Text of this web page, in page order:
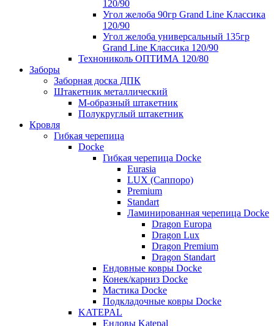
120/90
Угол желоба 90гр Grand Line Классика
120/90
Угол желоба универсальный 135гр
Grand Line Классика 120/90
Технониколь ОПТИМА 120/80
Заборы
Заборная доска ДПК
Штакетник металлический
М-образный штакетник
Полукруглый штакетник
Кровля
Гибкая черепица
Docke
Гибкая черепица Docke
Eurasia
LUX (Саппоро)
Premium
Standart
Ламинированная черепица Docke
Dragon Europa
Dragon Lux
Dragon Premium
Dragon Standart
Ендовные ковры Docke
Конек/карниз Docke
Мастика Docke
Подкладочные ковры Docke
KATEPAL
Ендовы Katepal